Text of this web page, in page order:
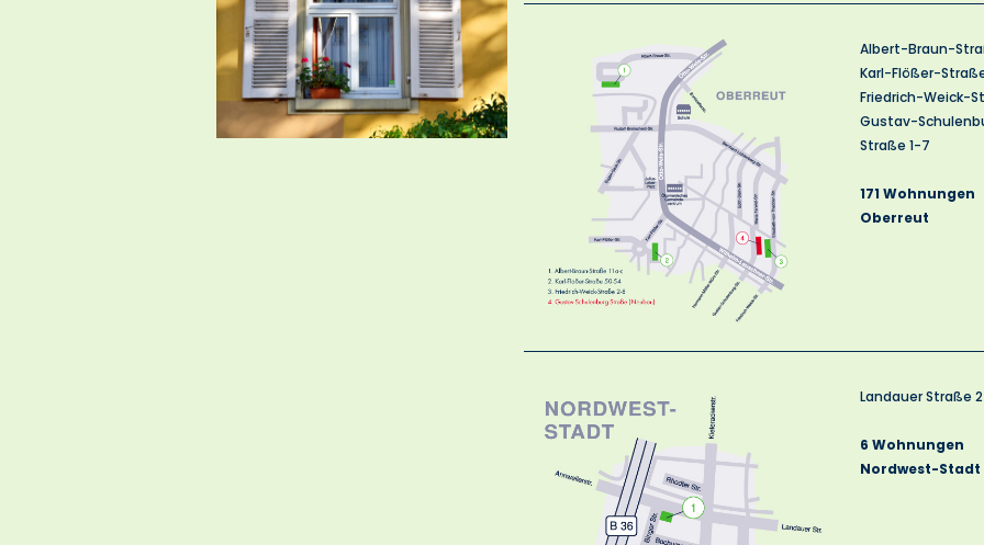
Albert-Braun-
Karl-Flößer-
Friedrich-Weick-
Gustav-
Straße 1-7
171 Wohnungen
Oberreut
Landauer Straße
6 Wohnungen
Nordwest-Stadt